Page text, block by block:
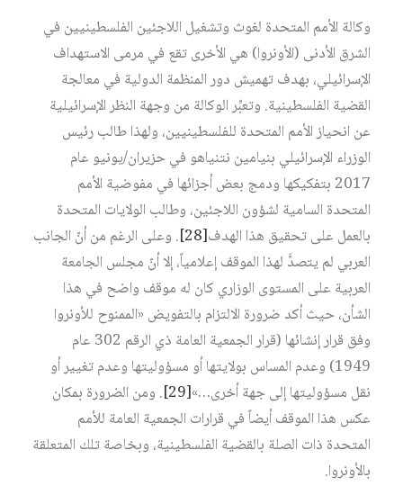
وكالة الأمم المتحدة لغوث وتشغيل اللاجئين الفلسطينيين في
الشرق الأدنى (الأونروا) هي الأخرى تقع في مرمى الاستهداف
الإسرائيلي، بهدف تهميش دور المنظمة الدولية في معالجة
القضية الفلسطينية. وتعبِّر الوكالة من وجهة النظر الإسرائيلية
عن انحياز الأمم المتحدة للفلسطينيين، ولهذا طالب رئيس
الوزراء الإسرائيلي بنيامين نتنياهو في حزيران/يونيو عام
2017 بتفكيكها ودمج بعض أجزائها في مفوضية الأمم
المتحدة السامية لشؤون اللاجئين، وطالب الولايات المتحدة
بالعمل على تحقيق هذا الهدف[28]
. وعلى الرغم من أنّ الجانب
العربي لم يتصدَّ لهذا الموقف إعلامياً، إلا أنّ مجلس الجامعة
العربية على المستوى الوزاري كان له موقف واضح في هذا
الشأن، حيث أكد ضرورة الالتزام بالتفويض «الممنوح للأونروا
وفق قرار إنشائها (قرار الجمعية العامة ذي الرقم 302 عام
1949) وعدم المساس بولايتها أو مسؤوليتها وعدم تغيير أو
نقل مسؤوليتها إلى جهة أخرى…»[29]
. ومن الضرورة بمكان
عكس هذا الموقف أيضاً في قرارات الجمعية العامة للأمم
المتحدة ذات الصلة بالقضية الفلسطينية، وبخاصة تلك المتعلقة
بالأونروا.